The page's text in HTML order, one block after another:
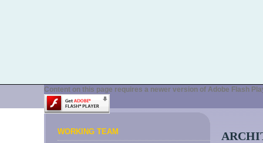
Content on this page requires a newer version of Adobe Flash
WORKING TEAM